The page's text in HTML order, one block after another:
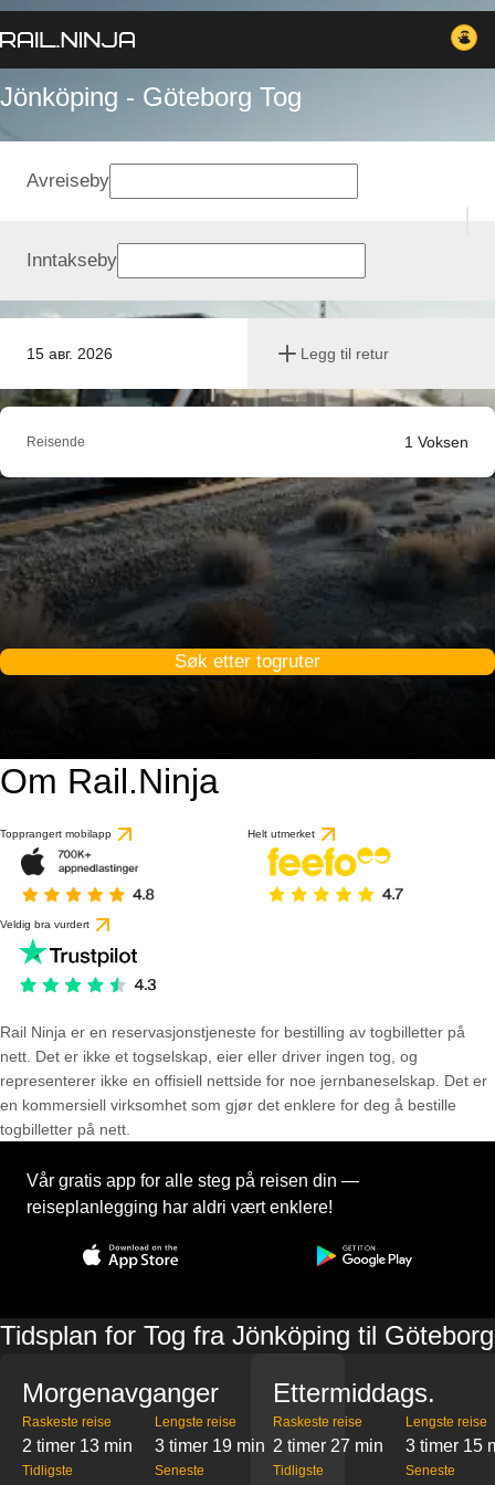
Jönköping - Göteborg Tog
15 авг. 2026 Legg til retur
Avreiseby
Inntakseby
Reisende 1 Voksen
Søk etter togruter
Om Rail.Ninja
Topprangert mobilapp Helt utmerket
Veldig bra vurdert
Rail Ninja er en reservasjons­tjeneste for bestilling av togbilletter på
nett. Det er ikke et togselskap, eier eller driver ingen tog, og
representerer ikke en offisiell nettside for noe jernbaneselskap. Det er
en kommersiell virksomhet som gjør det enklere for deg å bestille
togbilletter på nett.
Vår gratis app for alle steg på reisen din —
reiseplanlegging har aldri vært enklere!
Tidsplan for Tog fra Jönköping til Göteborg
Morgenavganger
Raskeste reise
2 timer 13 min
Lengste reise
3 timer 19 min
Tidligste Seneste
Ettermiddags.
Raskeste reise
2 timer 27 min
Lengste reise
3 timer 15
Tidligste Seneste